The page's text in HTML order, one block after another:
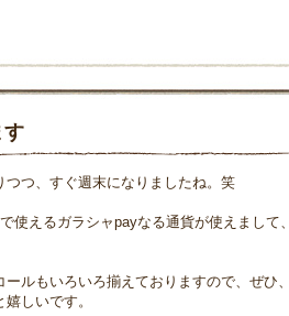
す
つ、すぐ週末になりましたね。笑
使えるガラシャpayなる通貨が使えまして、
ルもいろいろ揃えておりますので、ぜひ、
しいです。